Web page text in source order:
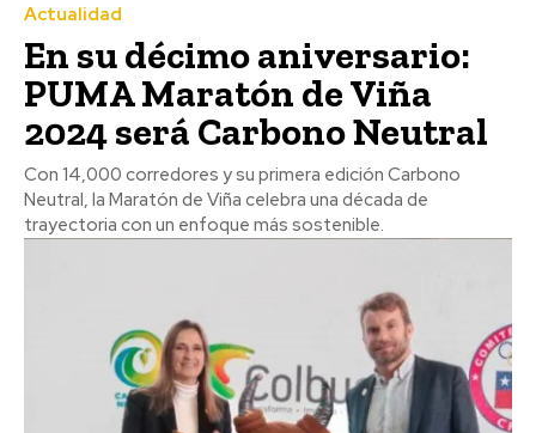
Actualidad
En su décimo aniversario:
PUMA Maratón de Viña
2024 será Carbono Neutral
Con 14,000 corredores y su primera edición Carbono
Neutral, la Maratón de Viña celebra una década de
trayectoria con un enfoque más sostenible.